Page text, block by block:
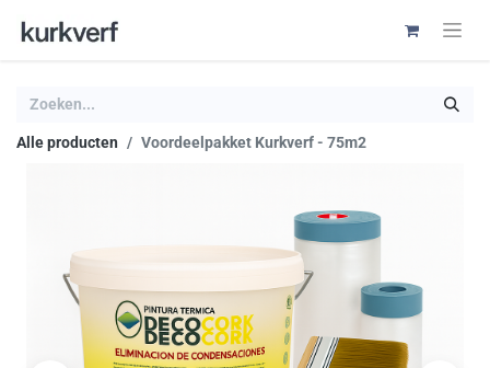
Alle producten Voordeelpakket Kurkverf - 75m2